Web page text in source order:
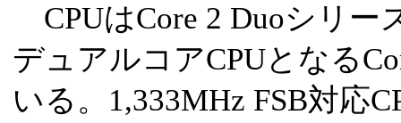
CPUはCore 2 Duoシリー
デュアルコアCPUとなる
いる。1,333MHz FSB対応